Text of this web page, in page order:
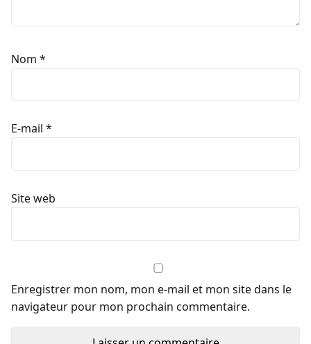
Nom *
E-mail *
Site web
Enregistrer mon nom, mon e-mail et mon site dans le
navigateur pour mon prochain commentaire.